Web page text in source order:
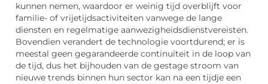
kunnen nemen, waardoor er weinig tijd overblijft voor
familie- of vrijetijdsactiviteiten vanwege de lange
diensten en regelmatige aanwezigheidsdienstvereisten.
Bovendien verandert de technologie voortdurend; er is
meestal geen gegarandeerde continuïteit in de loop van
de tijd, dus het bijhouden van de gestage stroom van
nieuwe trends binnen hun sector kan na een tijdje een